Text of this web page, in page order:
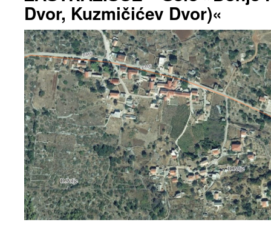
Dvor, Kuzmičićev Dvor)«